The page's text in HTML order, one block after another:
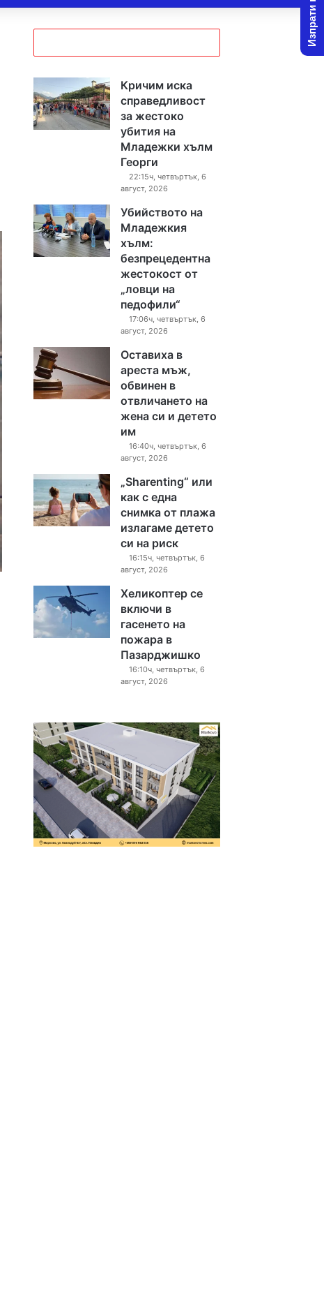
Кричим иска
справедливост
за жестоко
убития на
Младежки хълм
Георги
22:15ч, четвъртък, 6
август, 2026
Убийството на
Младежкия
хълм:
безпрецедентна
жестокост от
„ловци на
педофили“
17:06ч, четвъртък, 6
август, 2026
Оставиха в
ареста мъж,
обвинен в
отвличането на
жена си и детето
им
16:40ч, четвъртък, 6
август, 2026
„Sharenting“ или
как с една
снимка от плажа
излагаме детето
си на риск
16:15ч, четвъртък, 6
август, 2026
Хеликоптер се
включи в
гасенето на
пожара в
Пазарджишко
16:10ч, четвъртък, 6
август, 2026